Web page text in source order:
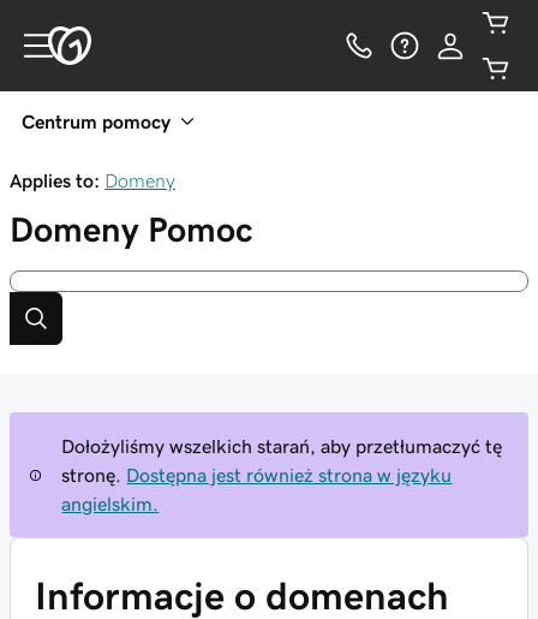
Centrum pomocy
Applies to: Domeny
Domeny Pomoc
Dołożyliśmy wszelkich starań, aby przetłumaczyć tę
stronę.
Dostępna jest również strona w języku
angielskim.
Informacje o domenach